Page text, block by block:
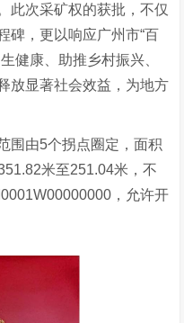
此次采矿权的获批，不仅
碑，更以响应广州市“百
健康、助推乡村振兴、
放显著社会效益，为地方
围由5个拐点圈定，面积
米至251.04米，不
，允许开